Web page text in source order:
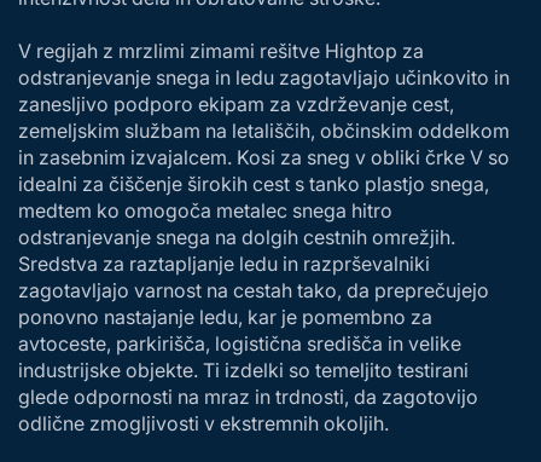
V regijah z mrzlimi zimami rešitve Hightop za
odstranjevanje snega in ledu zagotavljajo učinkovito in
zanesljivo podporo ekipam za vzdrževanje cest,
zemeljskim službam na letališčih, občinskim oddelkom
in zasebnim izvajalcem. Kosi za sneg v obliki črke V so
idealni za čiščenje širokih cest s tanko plastjo snega,
medtem ko omogoča metalec snega hitro
odstranjevanje snega na dolgih cestnih omrežjih.
Sredstva za raztapljanje ledu in razprševalniki
zagotavljajo varnost na cestah tako, da preprečujejo
ponovno nastajanje ledu, kar je pomembno za
avtoceste, parkirišča, logistična središča in velike
industrijske objekte. Ti izdelki so temeljito testirani
glede odpornosti na mraz in trdnosti, da zagotovijo
odlične zmogljivosti v ekstremnih okoljih.